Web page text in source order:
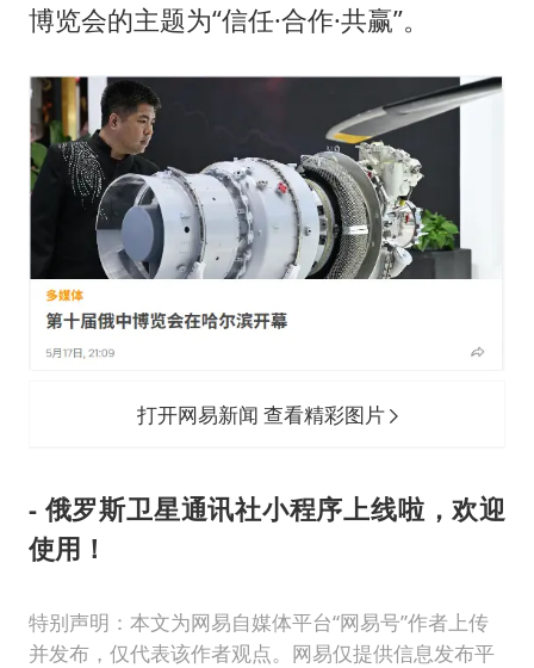
博览会的主题为“信任·合作·共赢”。
打开网易新闻 查看精彩图片
- 俄罗斯卫星通讯社小程序上线啦，欢迎
使用！
特别声明：本文为网易自媒体平台“网易号”作者上传
并发布，仅代表该作者观点。网易仅提供信息发布平